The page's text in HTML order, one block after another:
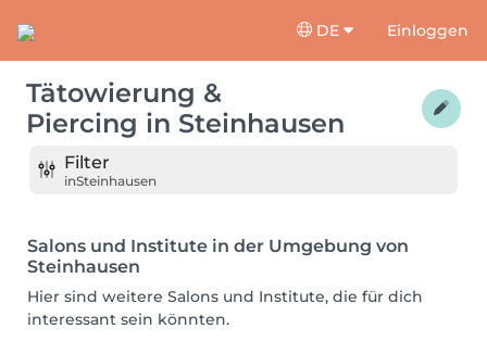
DE Einloggen
Tätowierung &
Piercing in Steinhausen
Filter
inSteinhausen
Salons und Institute in der Umgebung von
Steinhausen
Hier sind weitere Salons und Institute, die für dich
interessant sein könnten.